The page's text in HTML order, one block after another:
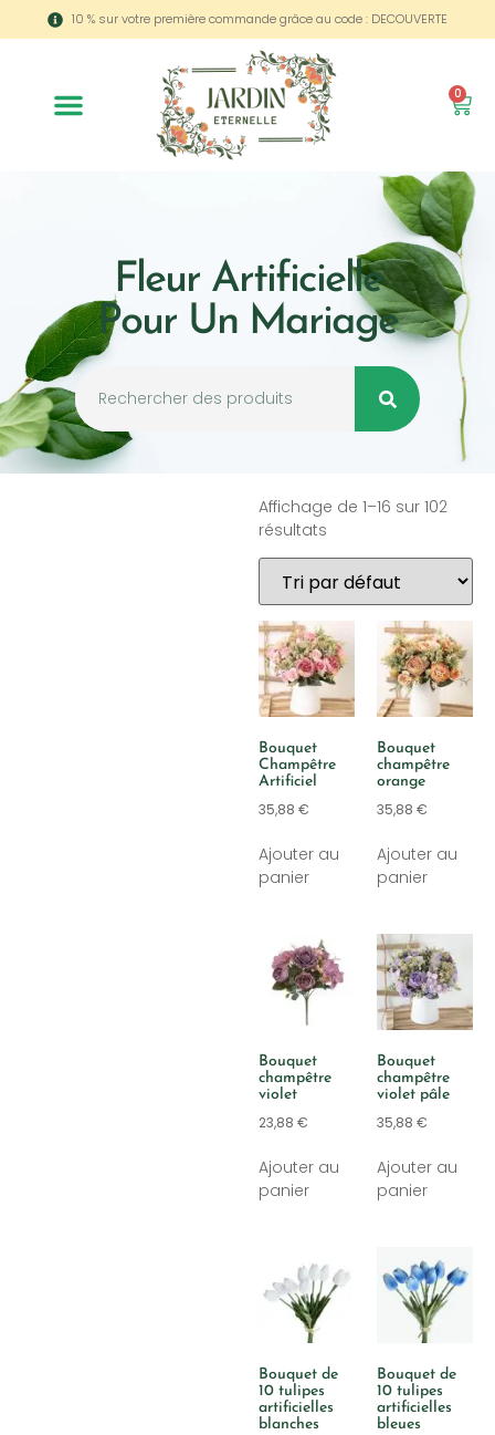
10 % sur votre première commande grâce au code : DECOUVERTE
0
Fleur Artificielle
Pour Un Mariage
Affichage de 1–16 sur 102
résultats
Bouquet
Champêtre
Artificiel
35,88 €
Ajouter au
panier
Bouquet
champêtre
orange
35,88 €
Ajouter au
panier
Bouquet
champêtre
violet
23,88 €
Ajouter au
panier
Bouquet
champêtre
violet pâle
35,88 €
Ajouter au
panier
Bouquet de
10 tulipes
artificielles
blanches
Bouquet de
10 tulipes
artificielles
bleues